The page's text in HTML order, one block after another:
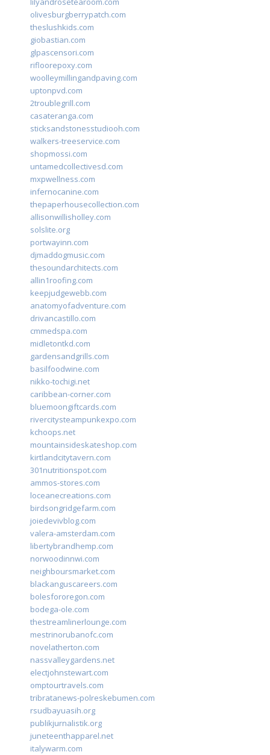
olivesburgberrypatch.com
theslushkids.com
giobastian.com
glpascensori.com
rifloorepoxy.com
woolleymillingandpaving.com
uptonpvd.com
2troublegrill.com
casateranga.com
sticksandstonesstudiooh.com
walkers-treeservice.com
shopmossi.com
untamedcollectivesd.com
mxpwellness.com
infernocanine.com
thepaperhousecollection.com
allisonwillisholley.com
solslite.org
portwayinn.com
djmaddogmusic.com
thesoundarchitects.com
allin1roofing.com
keepjudgewebb.com
anatomyofadventure.com
drivancastillo.com
cmmedspa.com
midletontkd.com
gardensandgrills.com
basilfoodwine.com
nikko-tochigi.net
caribbean-corner.com
bluemoongiftcards.com
rivercitysteampunkexpo.com
kchoops.net
mountainsideskateshop.com
kirtlandcitytavern.com
301nutritionspot.com
ammos-stores.com
loceanecreations.com
birdsongridgefarm.com
joiedevivblog.com
valera-amsterdam.com
libertybrandhemp.com
norwoodinnwi.com
neighboursmarket.com
blackanguscareers.com
bolesfororegon.com
bodega-ole.com
thestreamlinerlounge.com
mestrinorubanofc.com
novelatherton.com
nassvalleygardens.net
electjohnstewart.com
omptourtravels.com
tribratanews-polreskebumen.com
rsudbayuasih.org
publikjurnalistik.org
juneteenthapparel.net
italywarm.com